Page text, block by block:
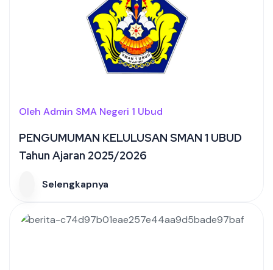
Oleh Admin SMA Negeri 1 Ubud
PENGUMUMAN KELULUSAN SMAN 1 UBUD
Tahun Ajaran 2025/2026
Selengkapnya